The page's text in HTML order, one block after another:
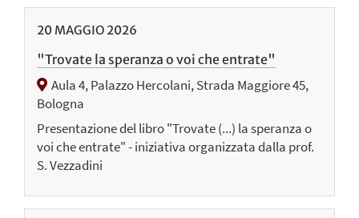
20 MAGGIO 2026
"Trovate la speranza o voi che entrate"
Aula 4, Palazzo Hercolani, Strada Maggiore 45,
Bologna
Presentazione del libro "Trovate (...) la speranza o
voi che entrate" - iniziativa organizzata dalla prof.
S. Vezzadini